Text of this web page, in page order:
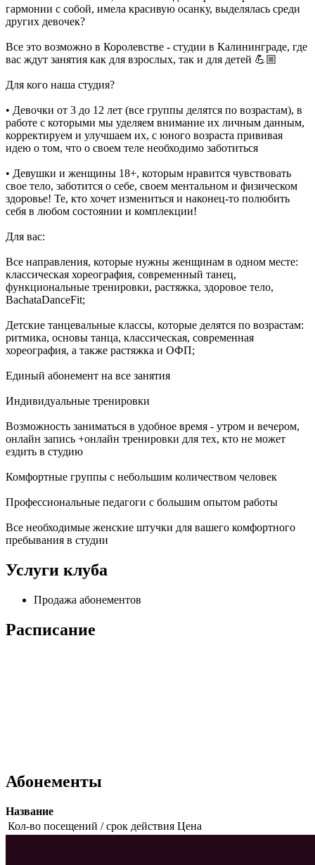
гармонии с собой, имела красивую осанку, выделялась среди
других девочек?
Все это возможно в Королевстве - студии в Калининграде, где
вас ждут занятия как для взрослых, так и для детей 💪🏼
Для кого наша студия?
• Девочки от 3 до 12 лет (все группы делятся по возрастам), в
работе с которыми мы уделяем внимание их личным данным,
корректируем и улучшаем их, с юного возраста прививая
идею о том, что о своем теле необходимо заботиться
• Девушки и женщины 18+, которым нравится чувствовать
свое тело, заботится о себе, своем ментальном и физическом
здоровье! Те, кто хочет измениться и наконец-то полюбить
себя в любом состоянии и комплекции!
Для вас:
Все направления, которые нужны женщинам в одном месте:
классическая хореография, современный танец,
функциональные тренировки, растяжка, здоровое тело,
BachataDanceFit;
Детские танцевальные классы, которые делятся по возрастам:
ритмика, основы танца, классическая, современная
хореография, а также растяжка и ОФП;
Единый абонемент на все занятия
Индивидуальные тренировки
Возможность заниматься в удобное время - утром и вечером,
онлайн запись +онлайн тренировки для тех, кто не может
ездить в студию
Комфортные группы с небольшим количеством человек
Профессиональные педагоги с большим опытом работы
Все необходимые женские штучки для вашего комфортного
пребывания в студии
Услуги клуба
Продажа абонементов
Расписание
Абонементы
Название
Кол-во посещений / срок действия Цена